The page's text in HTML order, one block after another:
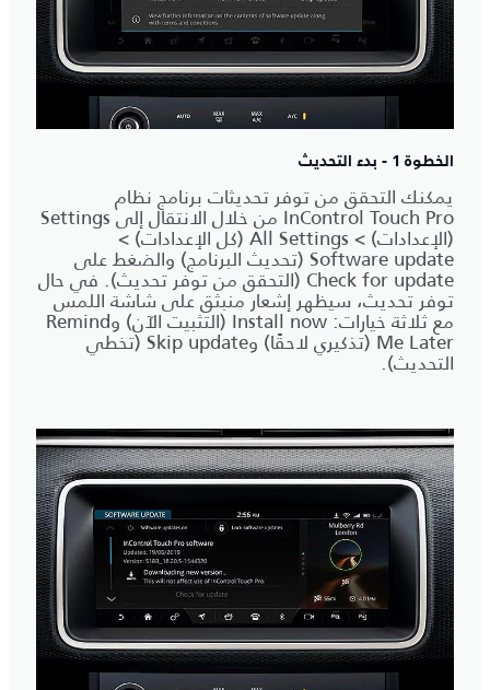
الخطوة 1 - بدء التحديث
يمكنك التحقق من توفر تحديثات برنامج نظام
InControl Touch Pro من خلال الانتقال إلى Settings
(الإعدادات) > All Settings (كل الإعدادات) >
Software update (تحديث البرنامج) والضغط على
Check for update (التحقق من توفر تحديث). في حال
توفر تحديث، سيظهر إشعار منبثق على شاشة اللمس
مع ثلاثة خيارات: Install now (التثبيت الآن) وRemind
Me Later (تذكيري لاحقًا) وSkip update (تخطي
التحديث).